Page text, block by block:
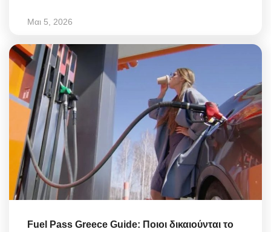
Μαι 5, 2026
Fuel Pass Greece Guide: Ποιοι δικαιούνται το